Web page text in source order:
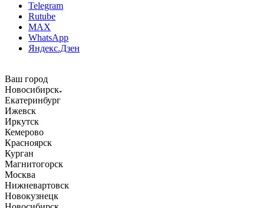
Telegram
Rutube
MAX
WhatsApp
Яндекс.Дзен
Ваш город
Новосибирск
Екатеринбург
Ижевск
Иркутск
Кемерово
Красноярск
Курган
Магнитогорск
Москва
Нижневартовск
Новокузнецк